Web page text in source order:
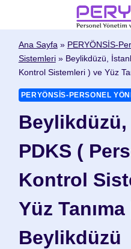
contentAna Sayfa» PERYÖNSİS-
Sistemleri» Beylikdüzü,
Kontrol Sistemleri ) ve Yüz
PERYÖNSİS-PERSONEL
PDKS (
Kontrol
Yüz
Beylikdüzü